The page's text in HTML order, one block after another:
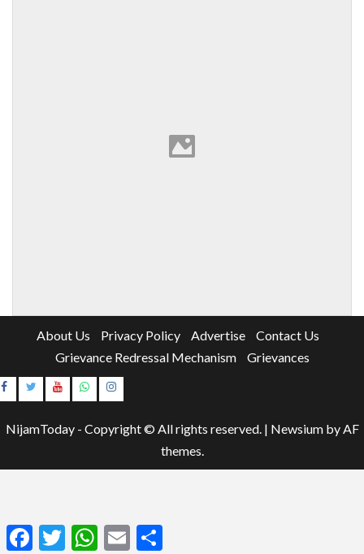
About Us Privacy Policy Advertise
Contact Us
Grievance Redressal Mechanism
Grievances
Instagram
NijamToday - Copyright © All rights reserved. | Newsiumby AF
themes.
FacebookTwitterWhatsApp
Email